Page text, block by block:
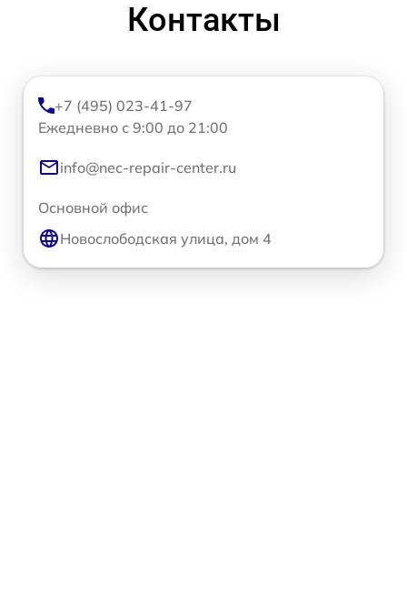
Контакты
+7 (495) 023-41-97
Ежедневно с 9:00 до 21:00
info@nec-repair-center.ru
Основной офис
Новослободская улица, дом 4